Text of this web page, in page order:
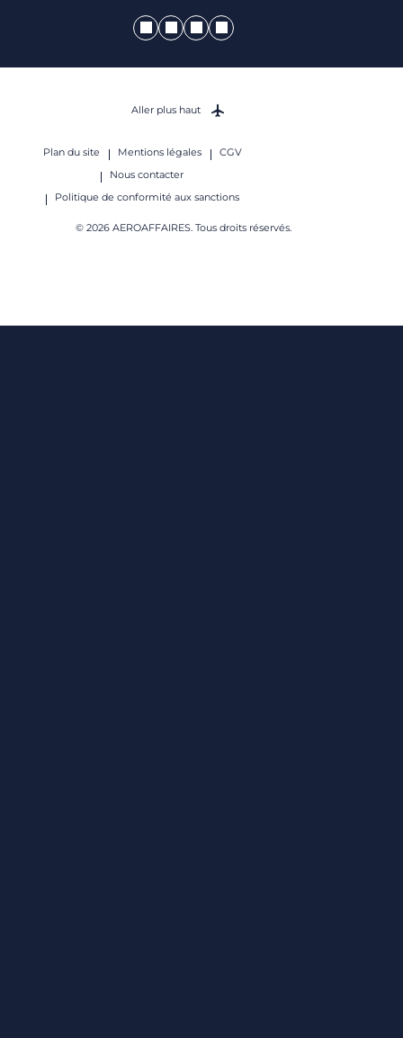
Plan du site Mentions légales
CGV
Nous contacter
Politique de conformité aux sanctions
© 2026 AEROAFFAIRES. Tous droits réservés.
Aller plus haut